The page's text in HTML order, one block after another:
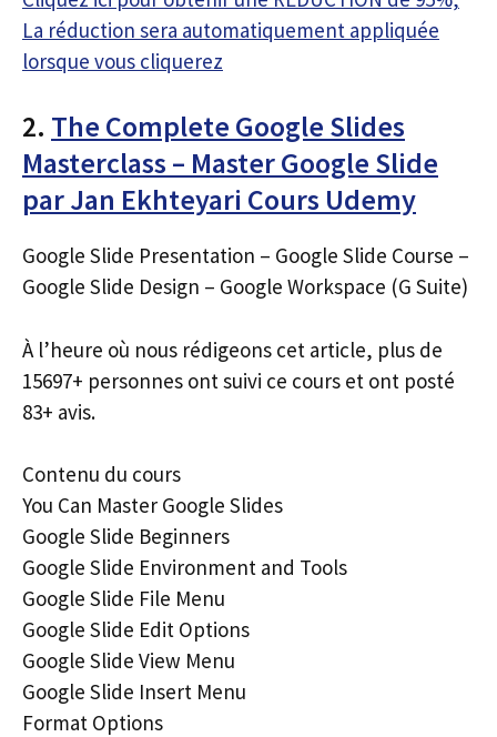
La réduction sera automatiquement appliquée
lorsque vous cliquerez
2. The Complete Google Slides
Masterclass – Master Google Slide
par Jan Ekhteyari Cours Udemy
Google Slide Presentation – Google Slide Course –
Google Slide Design – Google Workspace (G Suite)
À l’heure où nous rédigeons cet article, plus de
15697+ personnes ont suivi ce cours et ont posté
83+ avis.
Contenu du cours
You Can Master Google Slides
Google Slide Beginners
Google Slide Environment and Tools
Google Slide File Menu
Google Slide Edit Options
Google Slide View Menu
Google Slide Insert Menu
Format Options